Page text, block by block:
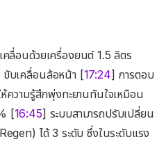
คลื่อนด้วยเครื่องยนต์ 1.5 ลิตร
ขับเคลื่อนล้อหน้า [17:24] การตอบ
ห้ความรู้สึกพุ่งทะยานทันใจเหมือน
[16:45] ระบบสามารถปรับเปลี่ยน
ได้ 3 ระดับ ซึ่งในระดับแรง